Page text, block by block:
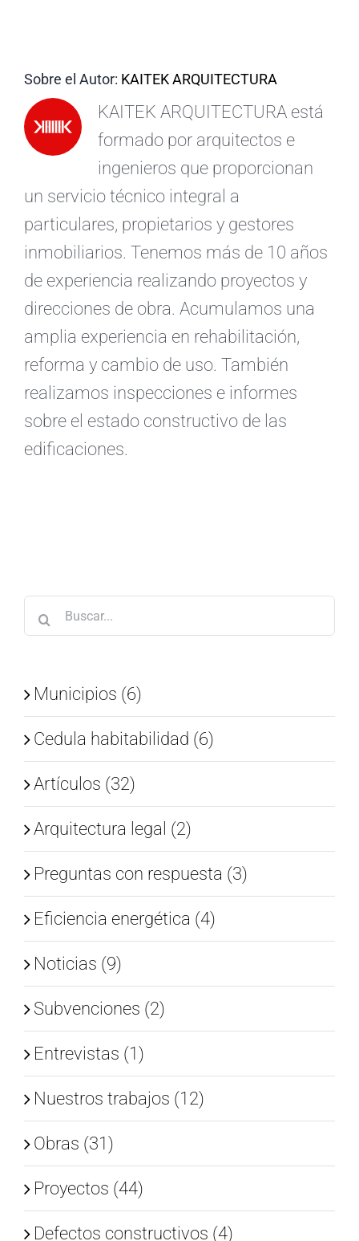
Sobre el Autor: KAITEK ARQUITECTURA
KAITEK ARQUITECTURA está
formado por arquitectos e
ingenieros que proporcionan
un servicio técnico integral a
particulares, propietarios y gestores
inmobiliarios. Tenemos más de 10 años
de experiencia realizando proyectos y
direcciones de obra. Acumulamos una
amplia experiencia en rehabilitación,
reforma y cambio de uso. También
realizamos inspecciones e informes
sobre el estado constructivo de las
edificaciones.
Buscar:
Municipios (6)
Cedula habitabilidad (6)
Artículos (32)
Arquitectura legal (2)
Preguntas con respuesta (3)
Eficiencia energética (4)
Noticias (9)
Subvenciones (2)
Entrevistas (1)
Nuestros trabajos (12)
Obras (31)
Proyectos (44)
Defectos constructivos (4)